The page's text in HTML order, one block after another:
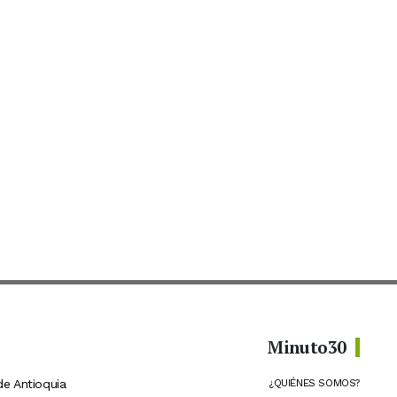
Antioquia
Minuto30
¿QUIÉNES SOMOS?